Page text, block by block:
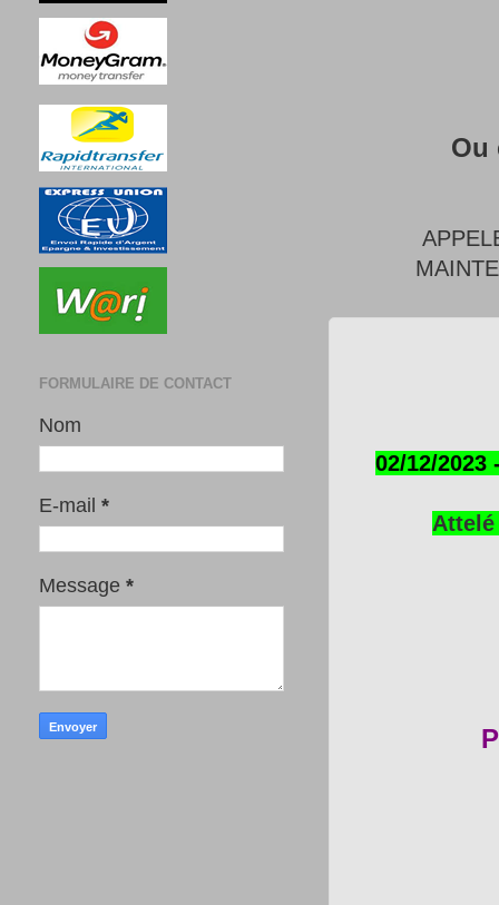
Ou
02/12/
Attelé
FORMULAIRE DE CONTACT
Nom
E-mail *
Message *